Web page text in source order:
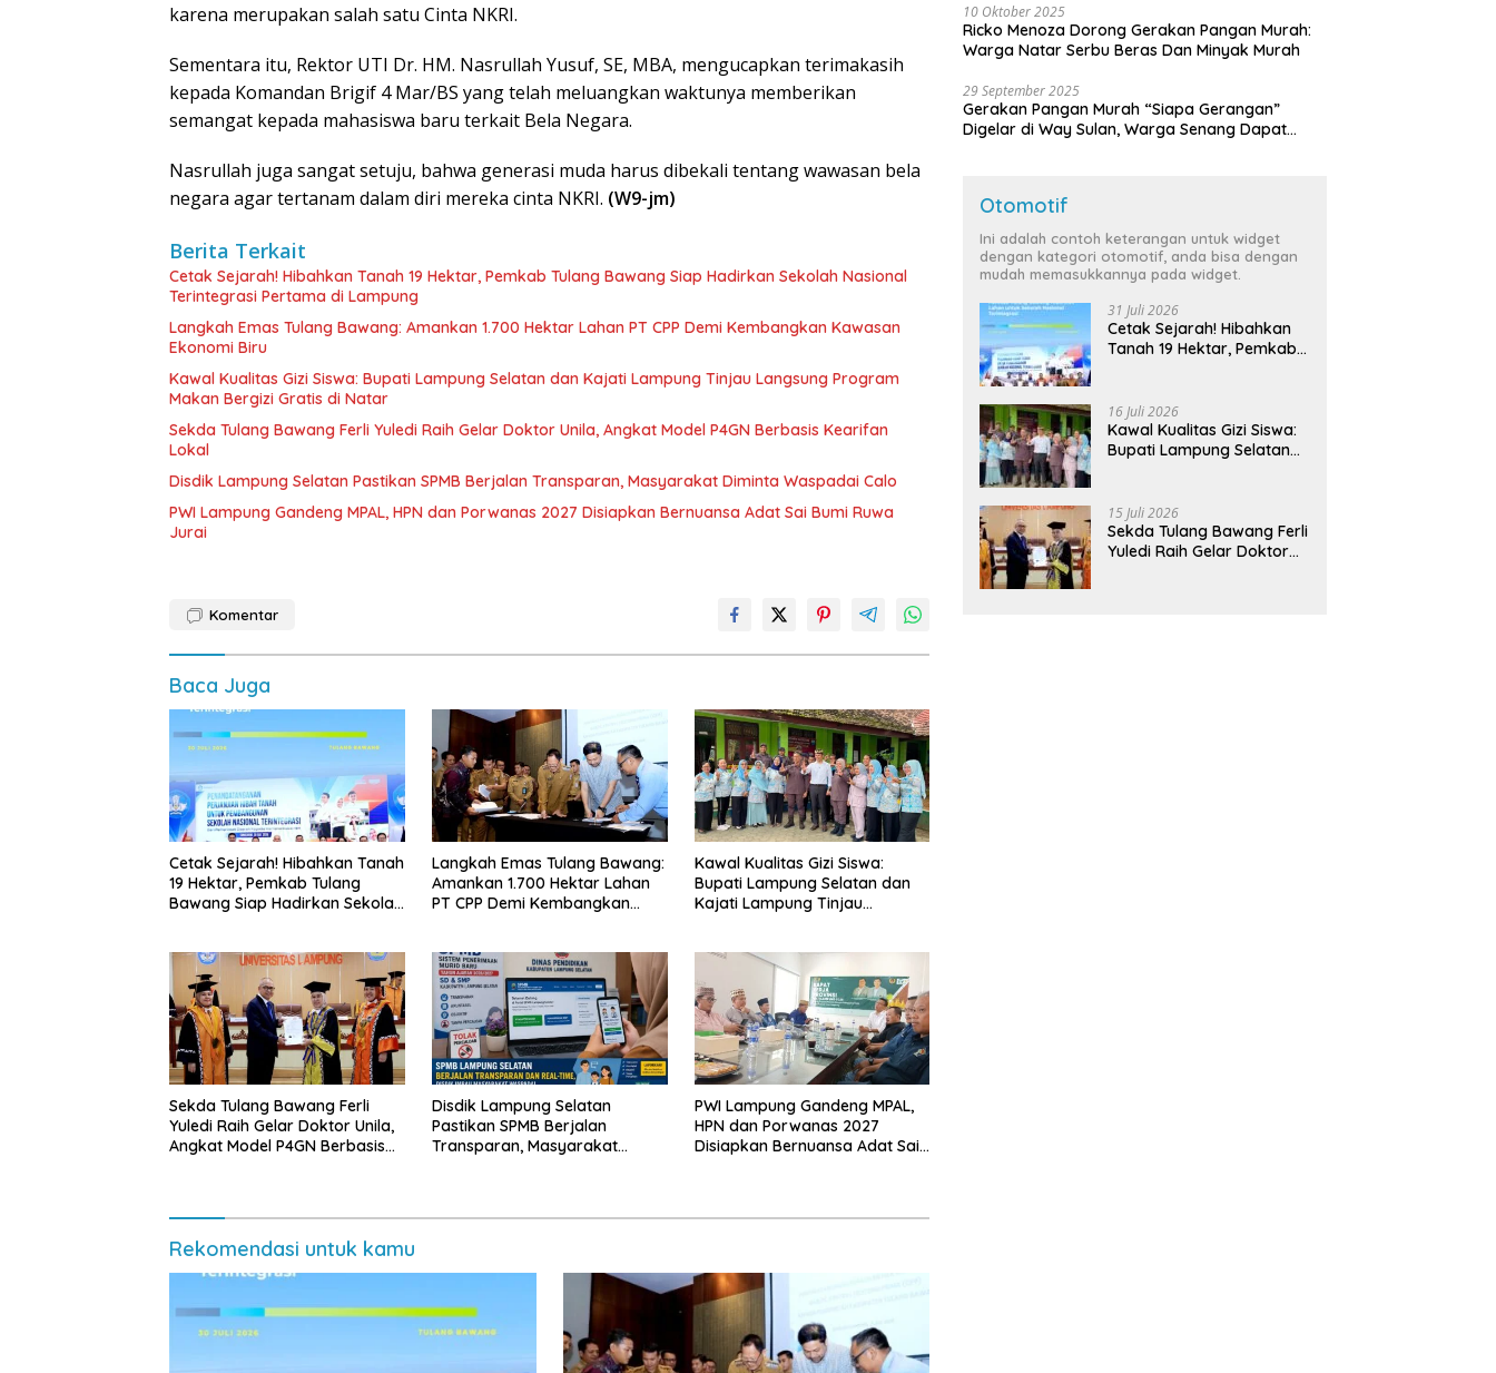
karena merupakan salah satu Cinta NKRI.
Sementara itu, Rektor UTI Dr. HM. Nasrullah Yusuf, SE, MBA, mengucapkan terimakasih
kepada Komandan Brigif 4 Mar/BS yang telah meluangkan waktunya memberikan
semangat kepada mahasiswa baru terkait Bela Negara.
Nasrullah juga sangat setuju, bahwa generasi muda harus dibekali tentang wawasan bela
negara agar tertanam dalam diri mereka cinta NKRI. (W9-jm)
Berita Terkait
Cetak Sejarah! Hibahkan Tanah 19 Hektar, Pemkab Tulang Bawang Siap Hadirkan Sekolah Nasional
Terintegrasi Pertama di Lampung
Langkah Emas Tulang Bawang: Amankan 1.700 Hektar Lahan PT CPP Demi Kembangkan Kawasan
Ekonomi Biru
Kawal Kualitas Gizi Siswa: Bupati Lampung Selatan dan Kajati Lampung Tinjau Langsung Program
Makan Bergizi Gratis di Natar
Sekda Tulang Bawang Ferli Yuledi Raih Gelar Doktor Unila, Angkat Model P4GN Berbasis Kearifan
Lokal
Disdik Lampung Selatan Pastikan SPMB Berjalan Transparan, Masyarakat Diminta Waspadai Calo
PWI Lampung Gandeng MPAL, HPN dan Porwanas 2027 Disiapkan Bernuansa Adat Sai Bumi Ruwa
Jurai
Komentar
Baca Juga
Cetak Sejarah! Hibahkan Tanah
19 Hektar, Pemkab Tulang
Bawang Siap Hadirkan Sekolah
Langkah Emas Tulang Bawang:
Amankan 1.700 Hektar Lahan
PT CPP Demi Kembangkan
Kawal Kualitas Gizi Siswa:
Bupati Lampung Selatan dan
Kajati Lampung Tinjau
Sekda Tulang Bawang Ferli
Yuledi Raih Gelar Doktor Unila,
Angkat Model P4GN Berbasis
Disdik Lampung Selatan
Pastikan SPMB Berjalan
Transparan, Masyarakat
PWI Lampung Gandeng MPAL,
HPN dan Porwanas 2027
Disiapkan Bernuansa Adat Sai
Rekomendasi untuk kamu
10 Oktober 2025
Ricko Menoza Dorong Gerakan Pangan Murah:
Warga Natar Serbu Beras Dan Minyak Murah
29 September 2025
Gerakan Pangan Murah “Siapa Gerangan”
Digelar di Way Sulan, Warga Senang Dapat
Otomotif
Ini adalah contoh keterangan untuk widget
dengan kategori otomotif, anda bisa dengan
mudah memasukkannya pada widget.
31 Juli 2026
Cetak Sejarah! Hibahkan
Tanah 19 Hektar, Pemkab
Terintegrasi Pertama di
Lampung
16 Juli 2026
Kawal Kualitas Gizi Siswa:
Bupati Lampung Selatan
Bergizi Gratis di Natar
15 Juli 2026
Sekda Tulang Bawang Ferli
Yuledi Raih Gelar Doktor